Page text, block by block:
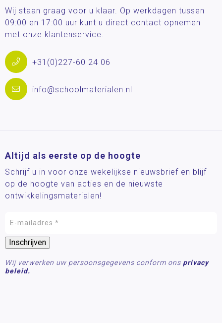
Wij staan graag voor u klaar. Op werkdagen tussen
09:00 en 17:00 uur kunt u direct contact opnemen
met onze klantenservice.
+31(0)227-60 24 06
info@schoolmaterialen.nl
Altijd als eerste op de hoogte
Schrijf u in voor onze wekelijkse nieuwsbrief en blijf
op de hoogte van acties en de nieuwste
ontwikkelingsmaterialen!
Wij verwerken uw persoonsgegevens conform ons privacy
beleid.